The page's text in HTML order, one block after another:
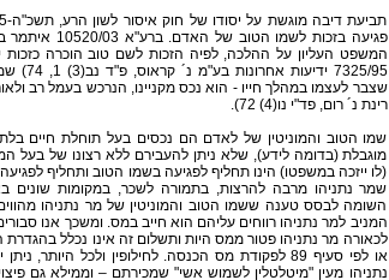
פגיעה בזכות
המשפט העליון על ההלכה, לפיה הזכות לשם טוב הוכרה
7325/95
רינת נ´ רום, פד"י נו(4) 72).
שמו הטוב והמוניטין של לאדם הם נכסים בעל תוחלת חיים
מוגבלת (בדומה לידע), שלא ניתן להעבירם ללא רצונו של בעל
(לו ייזכה במשפטו) הינו תחליף לפגיעה בשמו הטוב ותחליף
שמר נתניהו מרבה להרצות, בתמורה לשכר, במקומות שונים
השומה לבסס טענה ששמו הטוב והמוניטין של מר נתניהו
המניב למר נתניהו רווחים עליהם הוא חייב במס. ומשכך אנו
או לפי סעיף 89 לפקודת מס הכנסה. לחילופין ולכל
נתניהו מעין "מיטלטלין לשמוש אשי" שמכירתם – וממילא גם